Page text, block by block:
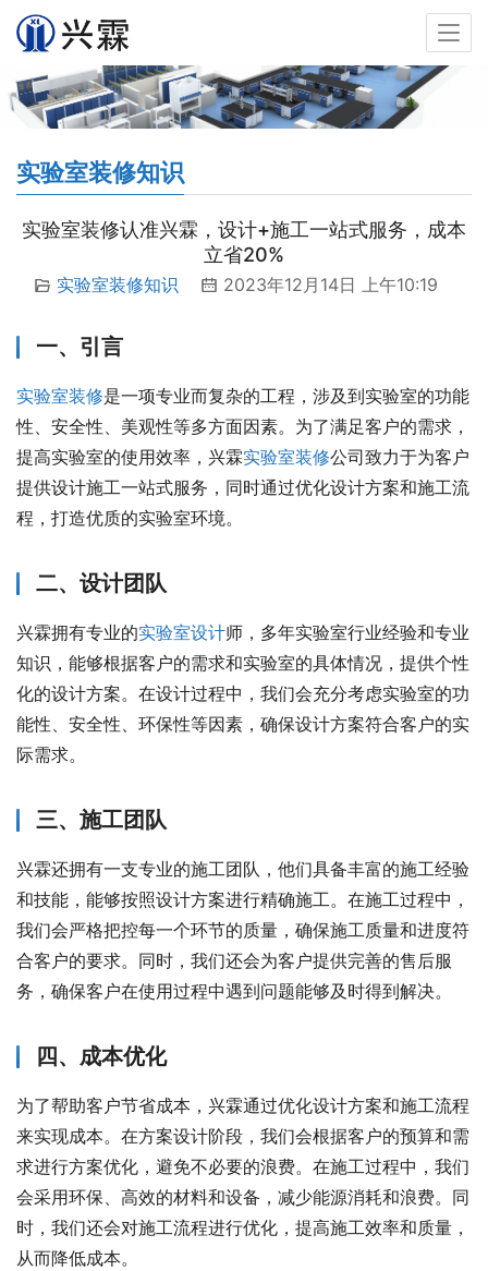
实验室装修知识
实验室装修认准兴霖，设计+施工一站式服务，成本
立省20%
实验室装修知识 2023年12月14日 上午10:19
一、引言
实验室装修是一项专业而复杂的工程，涉及到实验室的功能
性、安全性、美观性等多方面因素。为了满足客户的需求，
提高实验室的使用效率，兴霖实验室装修公司致力于为客户
提供设计施工一站式服务，同时通过优化设计方案和施工流
程，打造优质的实验室环境。
二、设计团队
兴霖拥有专业的实验室设计师，多年实验室行业经验和专业
知识，能够根据客户的需求和实验室的具体情况，提供个性
化的设计方案。在设计过程中，我们会充分考虑实验室的功
能性、安全性、环保性等因素，确保设计方案符合客户的实
际需求。
三、施工团队
兴霖还拥有一支专业的施工团队，他们具备丰富的施工经验
和技能，能够按照设计方案进行精确施工。在施工过程中，
我们会严格把控每一个环节的质量，确保施工质量和进度符
合客户的要求。同时，我们还会为客户提供完善的售后服
务，确保客户在使用过程中遇到问题能够及时得到解决。
四、成本优化
为了帮助客户节省成本，兴霖通过优化设计方案和施工流程
来实现成本。在方案设计阶段，我们会根据客户的预算和需
求进行方案优化，避免不必要的浪费。在施工过程中，我们
会采用环保、高效的材料和设备，减少能源消耗和浪费。同
时，我们还会对施工流程进行优化，提高施工效率和质量，
从而降低成本。